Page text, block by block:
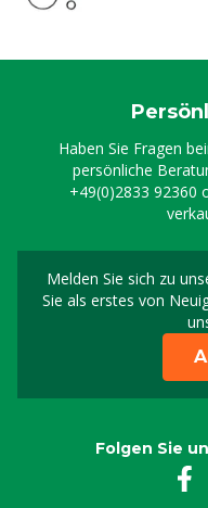
0807181
MS
Rundes Sieb
Schaumlanze
Haben Sie Fragen
persönliche
+49(0)2833 92360
Melden Sie sich zu
Sie als erstes von
Folgen Sie